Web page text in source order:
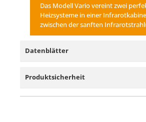
Das Modell Vario vereint zwei
Heizsysteme in einer
zwischen der sanften
Datenblätter
Produktsicherheit